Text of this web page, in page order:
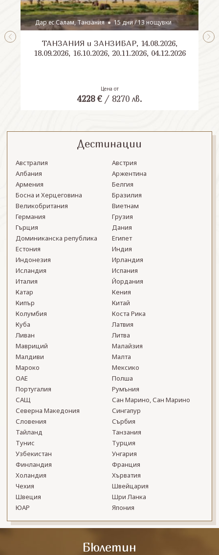
Дар ес Салам, Танзания 15 дни / 13 нощувки
ТАНЗАНИЯ и ЗАНЗИБАР, 14.08.2026,
18.09.2026, 16.10.2026, 20.11.2026, 04.12.2026
Цена от
4228 €/ 8270 лв.
Дестинации
Австралия
Австрия
Албания
Аржентина
Армения
Белгия
Босна и Херцеговина
Бразилия
Великобритания
Виетнам
Германия
Грузия
Гърция
Дания
Доминиканска република
Египет
Естония
Индия
Индонезия
Ирландия
Исландия
Испания
Италия
Йордания
Катар
Кения
Кипър
Китай
Колумбия
Коста Рика
Куба
Латвия
Ливан
Литва
Мавриций
Малайзия
Малдиви
Малта
Мароко
Мексико
ОАЕ
Полша
Португалия
Румъния
САЩ
Сан Марино, Сан Марино
Северна Македония
Сингапур
Словения
Сърбия
Тайланд
Танзания
Тунис
Турция
Узбекистан
Унгария
Финландия
Франция
Холандия
Хърватия
Чехия
Швейцария
Швеция
Шри Ланка
ЮАР
Япония
Бюлетин